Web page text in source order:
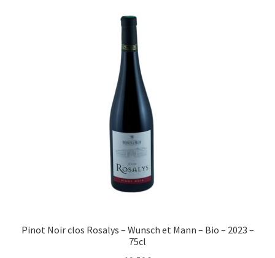
Pinot Noir clos Rosalys – Wunsch et Mann – Bio – 2023 –
75cl